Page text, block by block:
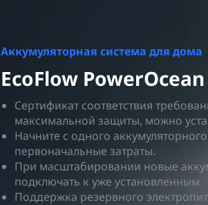
Аккумуляторная система для дома
EcoFlow
Сертификат соответствия
максимальной защиты, можно
Начните с одного аккумуляторного
первоначальные затраты.
При масштабировании новые
подключать к уже установленным
Поддержка резервного